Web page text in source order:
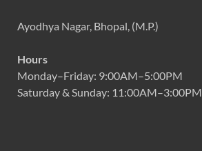
Ayodhya Nagar, Bhopal, (M.P.)
Hours
Monday–Friday: 9:00AM–5:00PM
Saturday & Sunday: 11:00AM–3:00PM